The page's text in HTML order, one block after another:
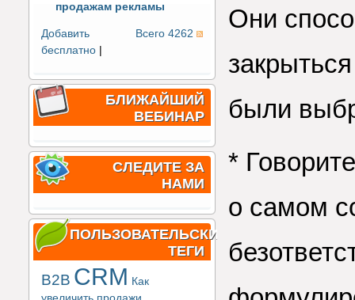
продажам рекламы
Всего 4262
Добавить
бесплатно
БЛИЖАЙШИЙ
ВЕБИНАР
СЛЕДИТЕ ЗА
НАМИ
ПОЛЬЗОВАТЕЛЬСКИЕ
ТЕГИ
B2B CRM Как
Они
были
*
о самом